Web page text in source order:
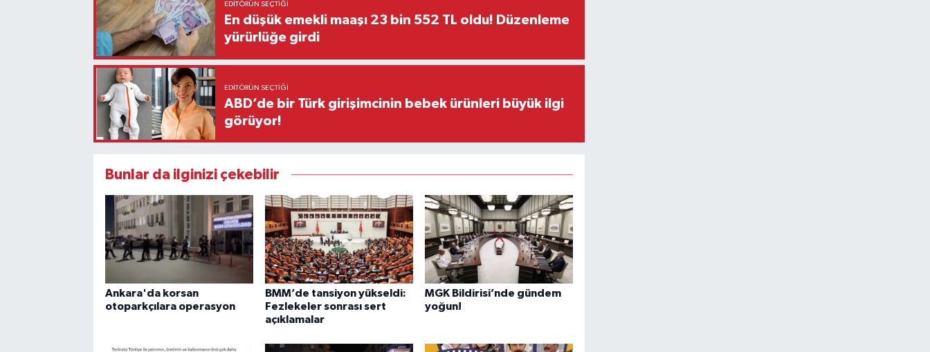
EDITÖRÜN SEÇTIĞI
En düşük emekli maaşı 23 bin 552 TL oldu! Düzenleme
yürürlüğe girdi
EDITÖRÜN SEÇTIĞI
ABD’de bir Türk girişimcinin bebek ürünleri büyük ilgi
görüyor!
Bunlar da ilginizi çekebilir
Ankara'da korsan
otoparkçılara operasyon
BMM’de tansiyon yükseldi:
Fezlekeler sonrası sert
açıklamalar
MGK Bildirisi’nde gündem
yoğun!